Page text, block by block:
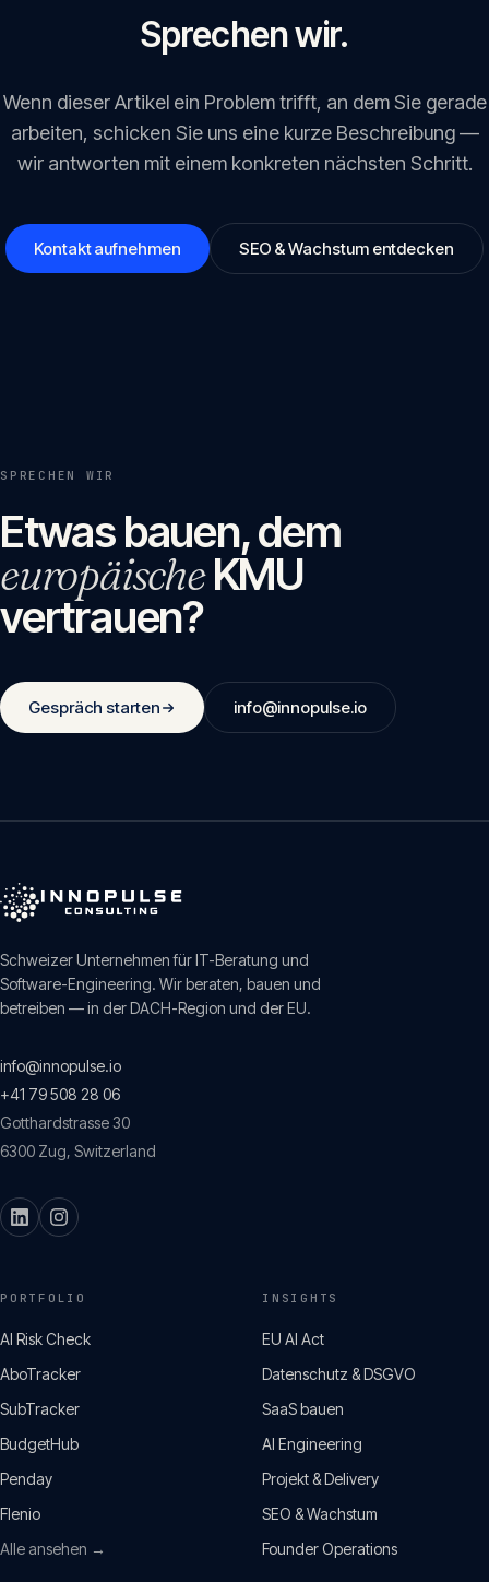
Sprechen wir.
Wenn dieser Artikel ein Problem trifft, an dem Sie gerade
arbeiten, schicken Sie uns eine kurze Beschreibung —
wir antworten mit einem konkreten nächsten Schritt.
Kontakt aufnehmen SEO & Wachstum entdecken
SPRECHEN WIR
Etwas bauen, dem
europäischeKMU
vertrauen?
Gespräch starten info@innopulse.io
Schweizer Unternehmen für IT-Beratung und
Software-Engineering. Wir beraten, bauen und
betreiben — in der DACH-Region und der EU.
info@innopulse.io
+41 79 508 28 06
Gotthardstrasse 30
6300 Zug, Switzerland
PORTFOLIO
AI Risk Check
AboTracker
SubTracker
BudgetHub
Penday
Flenio
Alle ansehen →
INSIGHTS
EU AI Act
Datenschutz & DSGVO
SaaS bauen
AI Engineering
Projekt & Delivery
SEO & Wachstum
Founder Operations